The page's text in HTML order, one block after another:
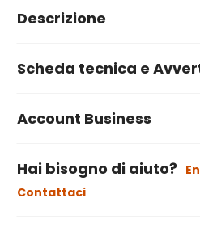
Descrizione
Scheda tecnica e
Account Business
Hai bisogno di aiuto?
Contattaci